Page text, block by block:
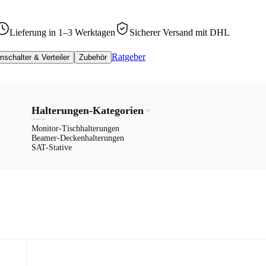
Lieferung in 1–3 Werktagen Sicherer Versand mit DHL
& Verteiler Zubehör Ratgeber
Halterungen-Kategorien
Monitor-Tischhalterungen
Beamer-Deckenhalterungen
SAT-Stative